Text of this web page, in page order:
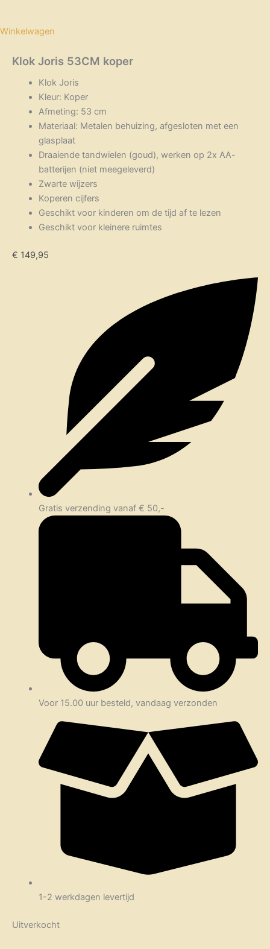
Winkelwagen
Klok Joris 53CM koper
Klok Joris
Kleur: Koper
Afmeting: 53 cm
Materiaal: Metalen behuizing, afgesloten met een
glasplaat
Draaiende tandwielen (goud), werken op 2x AA-
batterijen (niet meegeleverd)
Zwarte wijzers
Koperen cijfers
Geschikt voor kinderen om de tijd af te lezen
Geschikt voor kleinere ruimtes
€ 149,95
Gratis verzending vanaf € 50,-
Voor 15.00 uur besteld, vandaag verzonden
1-2 werkdagen levertijd
Uitverkocht